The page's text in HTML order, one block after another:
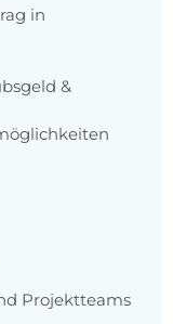
in
&
Projektteams